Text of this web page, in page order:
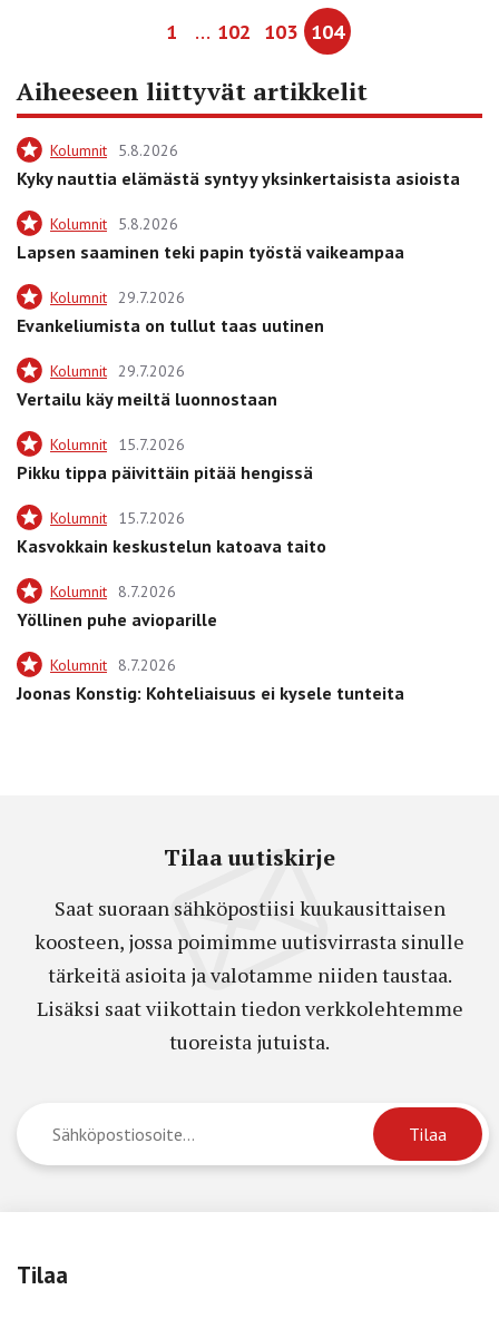
1 … 102 103 104
Aiheeseen liittyvät artikkelit
Kolumnit 5.8.2026
Kyky nauttia elämästä syntyy yksinkertaisista asioista
Kolumnit 5.8.2026
Lapsen saaminen teki papin työstä vaikeampaa
Kolumnit 29.7.2026
Evankeliumista on tullut taas uutinen
Kolumnit 29.7.2026
Vertailu käy meiltä luonnostaan
Kolumnit 15.7.2026
Pikku tippa päivittäin pitää hengissä
Kolumnit 15.7.2026
Kasvokkain keskustelun katoava taito
Kolumnit 8.7.2026
Yöllinen puhe avioparille
Kolumnit 8.7.2026
Joonas Konstig: Kohteliaisuus ei kysele tunteita
Tilaa uutiskirje
Saat suoraan sähköpostiisi kuukausittaisen
koosteen, jossa poimimme uutisvirrasta sinulle
tärkeitä asioita ja valotamme niiden taustaa.
Lisäksi saat viikottain tiedon verkkolehtemme
tuoreista jutuista.
Tilaa